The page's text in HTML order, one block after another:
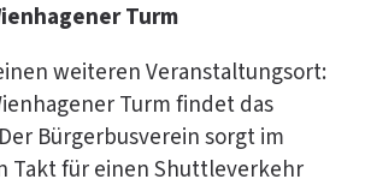
Turm
weiteren Veranstaltungsort:
Turm findet das
Bürgerbusverein sorgt im
Takt für einen Shuttleverkehr